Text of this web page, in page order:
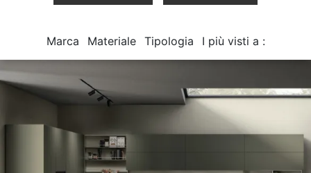
Marca Materiale Tipologia I più visti a :